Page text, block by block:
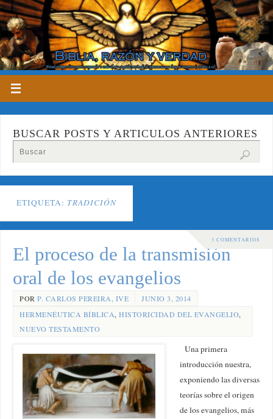
BUSCAR POSTS Y ARTICULOS ANTERIORES
ETIQUETA: TRADICIÓN
3 COMENTARIOS
El proceso de la transmisión
oral de los evangelios
PORP. CARLOS PEREIRA, IVE
JUNIO 3, 2014
HERMENÉUTICA BÍBLICA,HISTORICIDAD DEL EVANGELIO,
NUEVO TESTAMENTO
Una primera
introducción nuestra,
exponiendo las diversas
teorías sobre el origen
de los evangelios, más